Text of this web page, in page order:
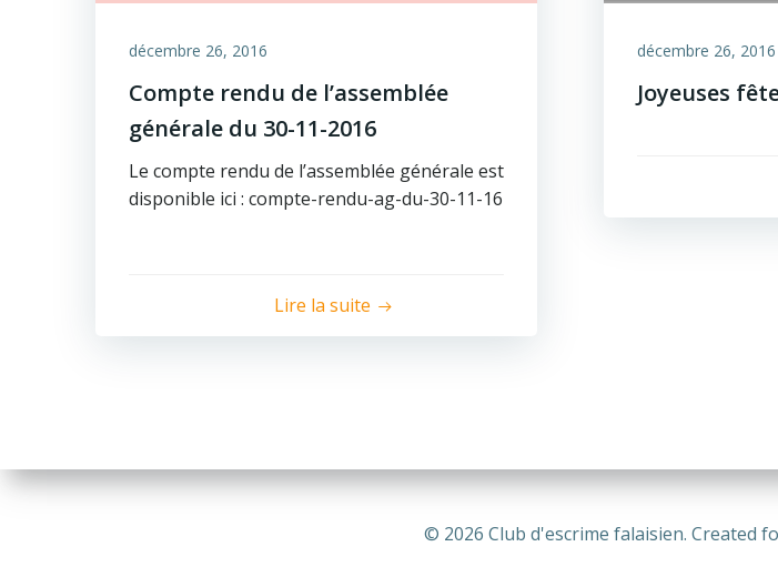
décembre 26, 2016
Compte rendu de l’assemblée
générale du 30-11-2016
Le compte rendu de l’assemblée générale est
disponible ici : compte-rendu-ag-du-30-11-16
Lire la suite
décembre 26, 2016
Joyeuses
© 2026 Club d'escrime falaisien. Created